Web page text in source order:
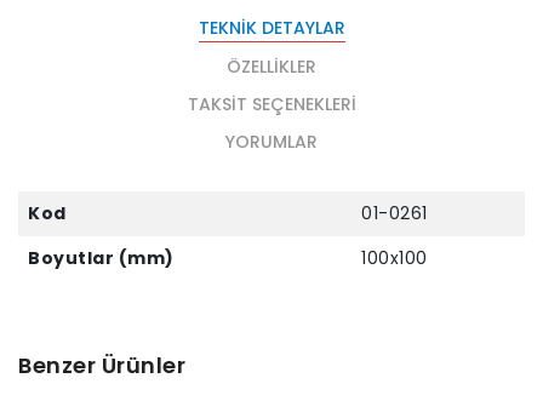
TEKNIK DETAYLAR
ÖZELLIKLER
TAKSIT SEÇENEKLERI
YORUMLAR
Kod
01-0261
Boyutlar (mm)
100x100
Benzer Ürünler